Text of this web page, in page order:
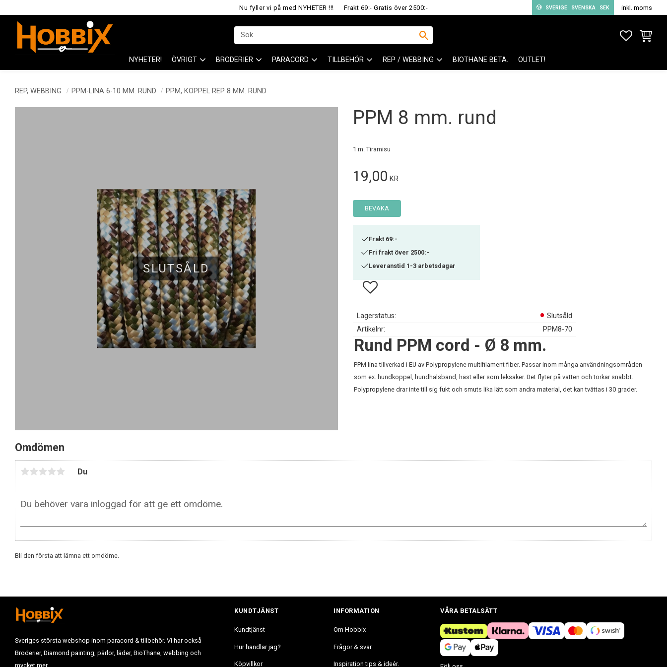
Nu fyller vi på med NYHETER !!! Frakt 69:- Gratis över 2500:- SVERIGE SVENSKA SEK inkl. moms
NYHETER! ÖVRIGT BRODERIER PARACORD TILLBEHÖR REP / WEBBING BIOTHANE BETA. OUTLET!
REP, WEBBING PPM-LINA 6-10 MM. RUND PPM, KOPPEL REP 8 MM. RUND
PPM 8 mm. rund
1 m. Tiramisu
SLUTSÅLD
19,00 KR
Lägg till i favoriter
BEVAKA
Frakt 69:-
Fri frakt över 2500:-
Leveranstid 1-3 arbetsdagar
Lagerstatus
Slutsåld
Artikelnr
PPM8-70
Rund PPM cord - Ø 8 mm.
PPM lina tillverkad i EU av Polypropylene multifilament fiber. Passar inom många användningsområden
som ex. hundkoppel, hundhalsband, häst eller som leksaker. Det flyter på vatten och torkar snabbt.
Polypropylene drar inte till sig fukt och smuts lika lätt som andra material, det kan tvättas i 30 grader.
Omdömen
Du
Bli den första att lämna ett omdöme.
Sveriges största webshop inom paracord & tillbehör. Vi har också
Broderier, Diamond painting, pärlor, läder, BioThane, webbing och
mycket mer.
KUNDTJÄNST
Kundtjänst
Hur handlar jag?
Köpvillkor
INFORMATION
Om Hobbix
Frågor & svar
Inspiration tips & ideér.
VÅRA BETALSÄTT